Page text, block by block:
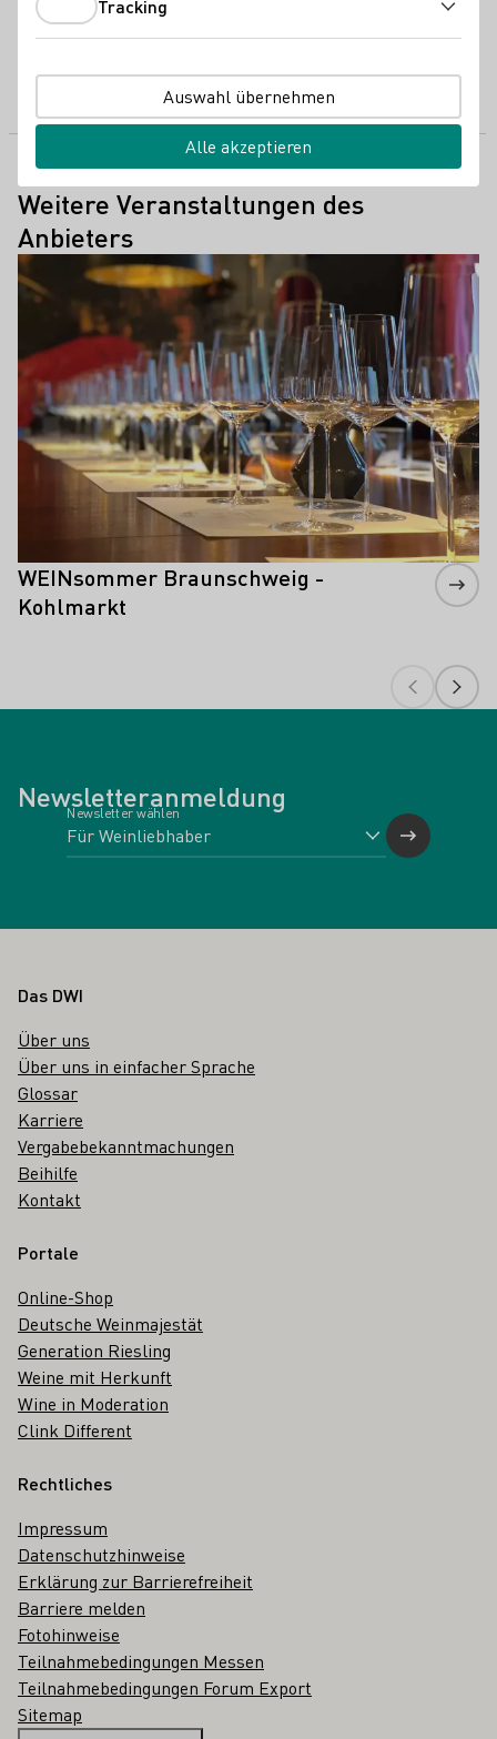
Messe bRemen Halle 5
E-Mail-Adresse
Zur Website
Weitere Veranstaltungen des
Anbieters
WEINsommer Braunschweig -
Kohlmarkt
Mehr erfahren
Newsletteranmeldung
Newsletter wählen
Fußbereich
Das DWI
Über uns
Über uns in einfacher Sprache
Glossar
Karriere
Vergabebekanntmachungen
Beihilfe
Kontakt
Portale
Online-Shop
Deutsche Weinmajestät
Generation Riesling
Weine mit Herkunft
Wine in Moderation
Clink Different
Rechtliches
Impressum
Datenschutzhinweise
Erklärung zur Barrierefreiheit
Barriere melden
Fotohinweise
Teilnahmebedingungen Messen
Teilnahmebedingungen Forum Export
Sitemap
Tracking
Auswahl übernehmen
Alle akzeptieren